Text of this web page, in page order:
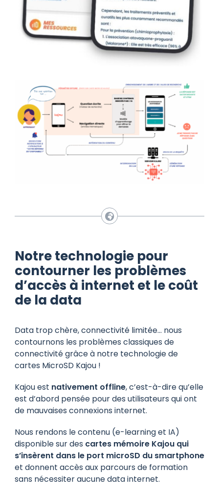
Notre technologie pour
contourner les problèmes
d’accès à internet et le coût
de la data
Data trop chère, connectivité limitée… nous
contournons les problèmes classiques de
connectivité grâce à notre technologie de
cartes MicroSD Kajou !
Kajou est nativement offline, c’est-à-dire qu’elle
est d’abord pensée pour des utilisateurs qui ont
de mauvaises connexions internet.
Nous rendons le contenu (e-learning et IA)
disponible sur des cartes mémoire Kajou qui
s’insèrent dans le port microSD du smartphone
et donnent accès aux parcours de formation
sans nécessiter aucune data internet.